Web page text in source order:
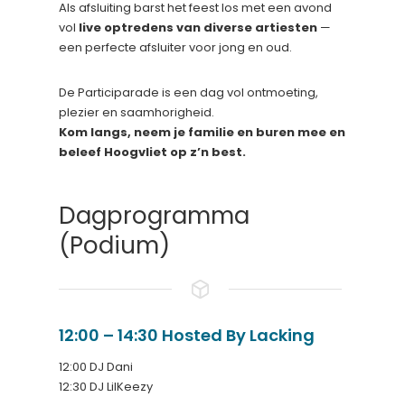
Als afsluiting barst het feest los met een avond
vol live optredens van diverse artiesten —
een perfecte afsluiter voor jong en oud.
De Participarade is een dag vol ontmoeting,
plezier en saamhorigheid.
Kom langs, neem je familie en buren mee en
beleef Hoogvliet op z’n best.
Dagprogramma
(Podium)
12:00 – 14:30 Hosted By Lacking
12:00 DJ Dani
12:30 DJ LilKeezy